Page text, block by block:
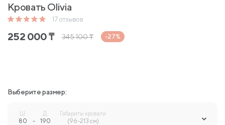
Кровать Olivia
17 отзывов
252 000₸ 345 100₸ -27%
Выберите размер:
Ш.
80 -
Д.
190
Габариты кровати
(96-213 см)